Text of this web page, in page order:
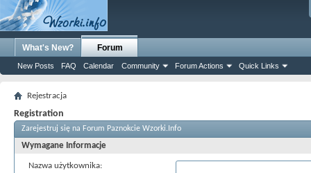
What's New? Forum
New Posts FAQ Calendar Community Forum Actions Quick Links
Rejestracja
Registration
Zarejestruj się na Forum Paznokcie Wzorki.Info
Wymagane Informacje
Nazwa użytkownika: